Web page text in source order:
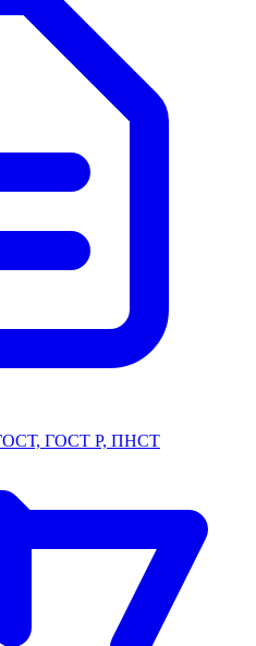
ГОСТ, ГОСТ Р, ПНСТ